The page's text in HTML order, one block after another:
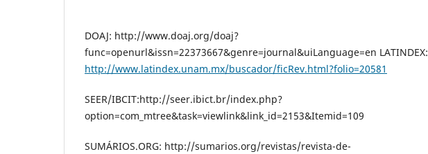
DOAJ: http://www.doaj.org/doaj?
func=openurl&issn=22373667&genre=journal&uiLanguage=en LATINDEX:
http://www.latindex.unam.mx/buscador/ficRev.html?folio=20581
SEER/IBCIT:http://seer.ibict.br/index.php?
option=com_mtree&task=viewlink&link_id=2153&Itemid=109
SUMÁRIOS.ORG: http://sumarios.org/revistas/revista-de-